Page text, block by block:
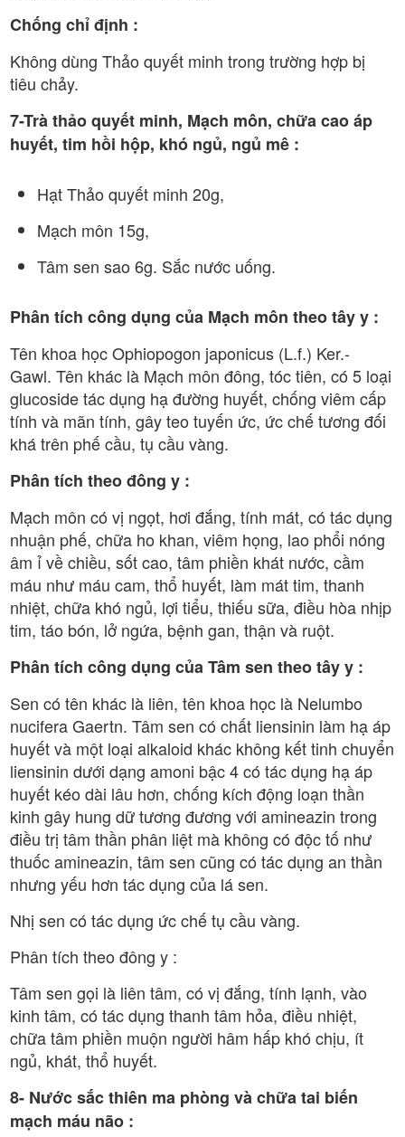
Chống chỉ định :
Không dùng Thảo quyết minh trong trường hợp bị
tiêu chảy.
7-Trà thảo quyết minh, Mạch môn, chữa cao áp
huyết, tim hồi hộp, khó ngủ, ngủ mê :
Hạt Thảo quyết minh 20g,
Mạch môn 15g,
Tâm sen sao 6g. Sắc nước uống.
Phân tích công dụng của Mạch môn theo tây y :
Tên khoa học Ophiopogon japonicus (L.f.) Ker.-
Gawl. Tên khác là Mạch môn đông, tóc tiên, có 5 loại
glucoside tác dụng hạ đường huyết, chống viêm cấp
tính và mãn tính, gây teo tuyến ức, ức chế tương đối
khá trên phế cầu, tụ cầu vàng.
Phân tích theo đông y :
Mạch môn có vị ngọt, hơi đắng, tính mát, có tác dụng
nhuận phế, chữa ho khan, viêm họng, lao phổi nóng
âm ỉ về chiều, sốt cao, tâm phiền khát nước, cầm
máu như máu cam, thổ huyết, làm mát tim, thanh
nhiệt, chữa khó ngủ, lợi tiểu, thiếu sữa, điều hòa nhịp
tim, táo bón, lở ngứa, bệnh gan, thận và ruột.
Phân tích công dụng của Tâm sen theo tây y :
Sen có tên khác là liên, tên khoa học là Nelumbo
nucifera Gaertn. Tâm sen có chất liensinin làm hạ áp
huyết và một loại alkaloid khác không kết tinh chuyển
liensinin dưới dạng amoni bậc 4 có tác dụng hạ áp
huyết kéo dài lâu hơn, chống kích động loạn thần
kinh gây hung dữ tương đương với amineazin trong
điều trị tâm thần phân liệt mà không có độc tố như
thuốc amineazin, tâm sen cũng có tác dụng an thần
nhưng yếu hơn tác dụng của lá sen.
Nhị sen có tác dụng ức chế tụ cầu vàng.
Phân tích theo đông y :
Tâm sen gọi là liên tâm, có vị đắng, tính lạnh, vào
kinh tâm, có tác dụng thanh tâm hỏa, điều nhiệt,
chữa tâm phiền muộn người hâm hấp khó chịu, ít
ngủ, khát, thổ huyết.
8- Nước sắc thiên ma phòng và chữa tai biến
mạch máu não :